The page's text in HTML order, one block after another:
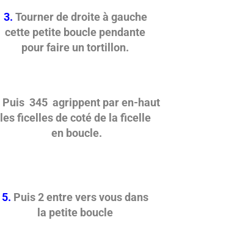
3. Tourner de droite à gauche
cette petite boucle pendante
pour faire un tortillon.
Puis 345 agrippent par en-haut
les ficelles de coté de la ficelle
en boucle.
5. Puis 2 entre vers vous dans
la petite boucle